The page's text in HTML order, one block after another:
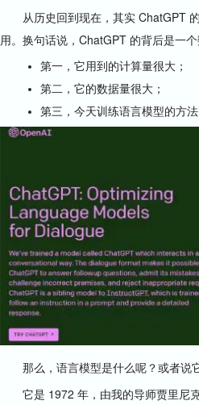
从历史回到现在，其实 ChatGPT 的
用。换句话说，ChatGPT 的背后是一
第一，它用到的计算量很大；
第二，它的数据量很大；
第三，今天训练语言模型的方法
那么，语言模型是什么呢？或者说
它是 1972 年，由我的导师贾里尼